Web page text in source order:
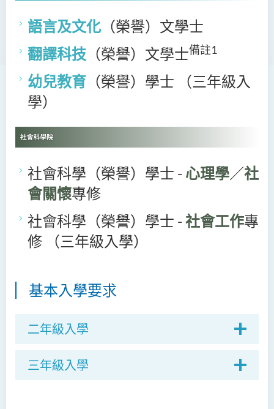
語言及文化（榮譽）文學士
翻譯科技 （榮譽）文學士備註1
幼兒教育 （榮譽）學士 （三年級入
學）
社會科學（榮譽）學士 - 心理學／社
會關懷專修
社會科學（榮譽）學士 -社會工作專
修
（三年級入學）
基本入學要求
二年級入學
三年級入學